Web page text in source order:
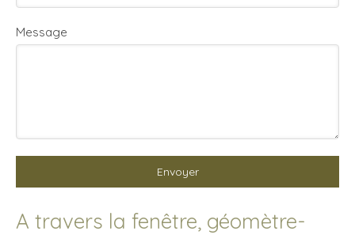
Message
Envoyer
A travers la fenêtre, géomètre-